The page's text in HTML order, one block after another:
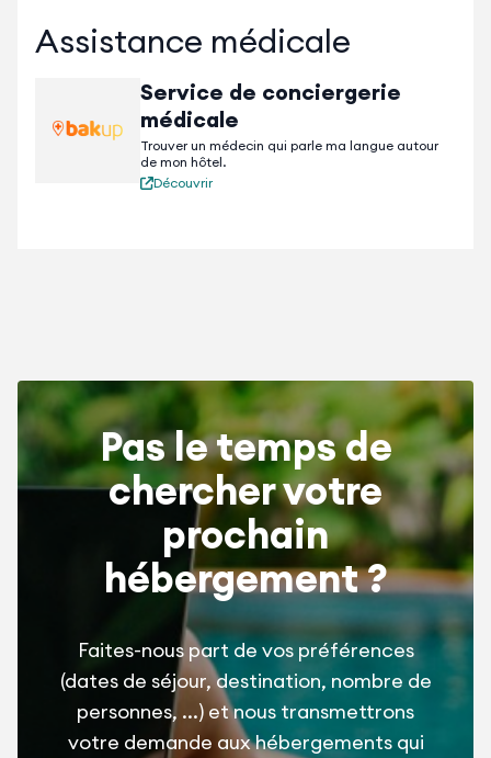
Assistance médicale
Service de conciergerie
médicale
Trouver un médecin qui parle ma langue autour
de mon hôtel.
Découvrir
Pas le temps de
chercher votre
prochain
hébergement ?
Faites-nous part de vos préférences
(dates de séjour, destination, nombre de
personnes, ...) et nous transmettrons
votre demande aux hébergements qui